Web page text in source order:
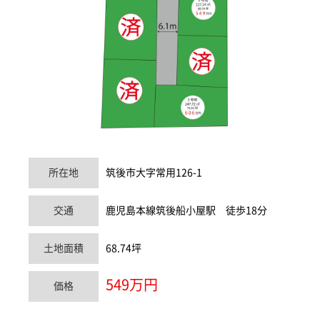
所在地 筑後市大字常用126-1
交通 鹿児島本線筑後船小屋駅 徒歩18分
土地面積 68.74坪
価格 549万円